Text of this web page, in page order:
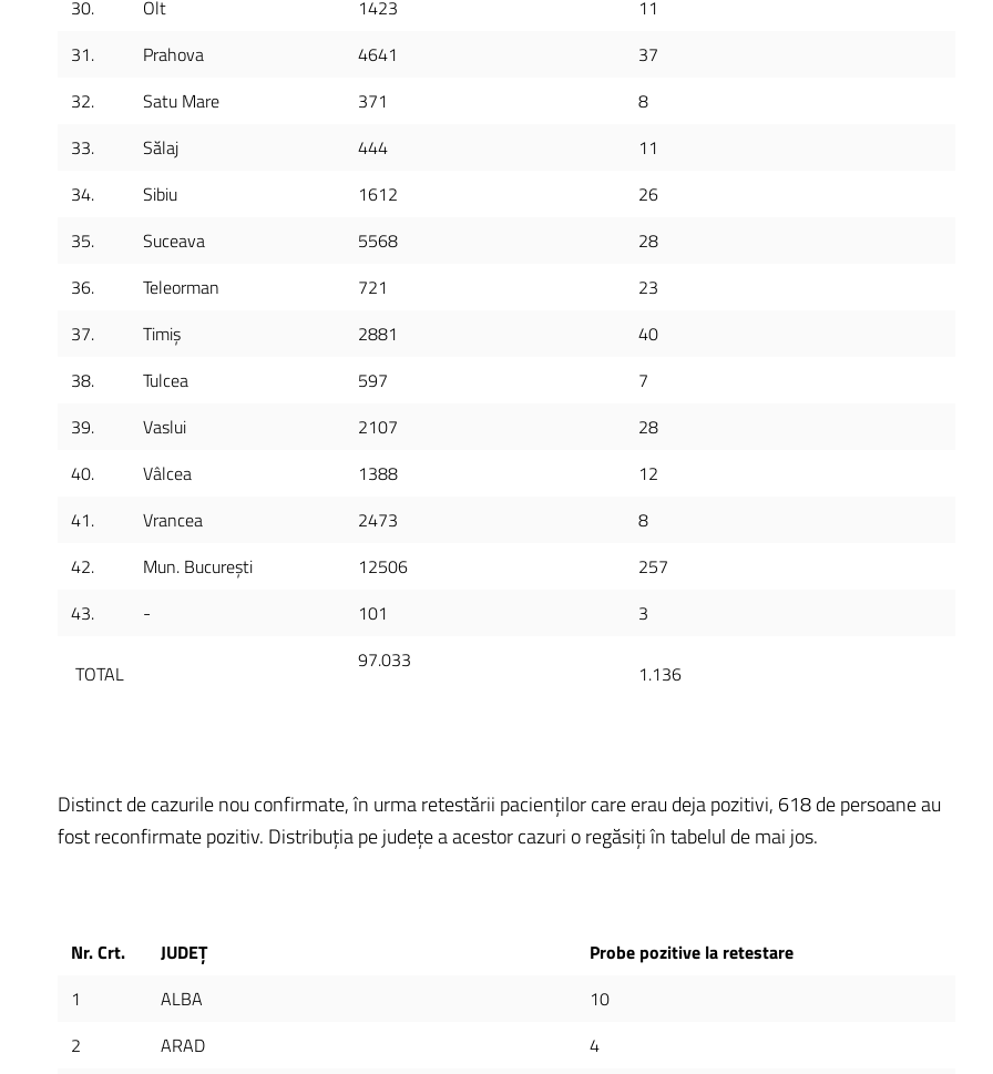
30.
Olt 1423
11
31.
Prahova 4641
37
32.
Satu Mare 371
8
33.
Sălaj 444
11
34.
Sibiu 1612
26
35.
Suceava 5568
28
36.
Teleorman 721
23
37.
Timiș 2881
40
38.
Tulcea 597
7
39.
Vaslui 2107
28
40.
Vâlcea 1388
12
41.
Vrancea 2473
8
42.
Mun. București 12506
257
43.
- 101 3
TOTAL
97.033
1.136
Distinct de cazurile nou confirmate, în urma retestării pacienților care erau deja pozitivi, 618 de persoane au
fost reconfirmate pozitiv. Distribuția pe județe a acestor cazuri o regăsiți în tabelul de mai jos.
Nr. Crt. JUDEȚ
Probe pozitive la retestare
1
ALBA
10
2
ARAD 4